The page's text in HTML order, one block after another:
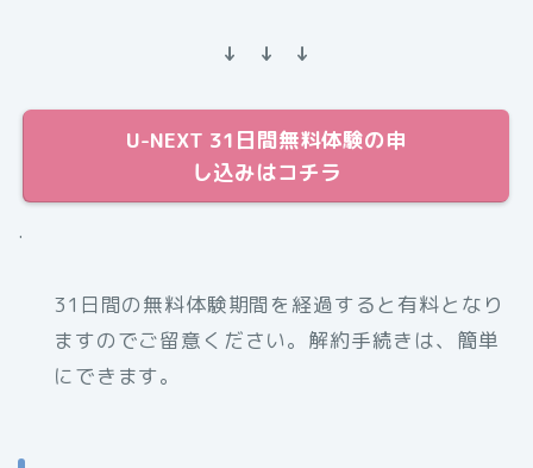
↓ ↓ ↓
U-NEXT 31日間無料体験の申
し込みはコチラ
.
31日間の無料体験期間を経過すると有料となり
ますのでご留意ください。解約手続きは、簡単
にできます。